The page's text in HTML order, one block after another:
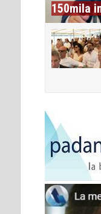
150mila